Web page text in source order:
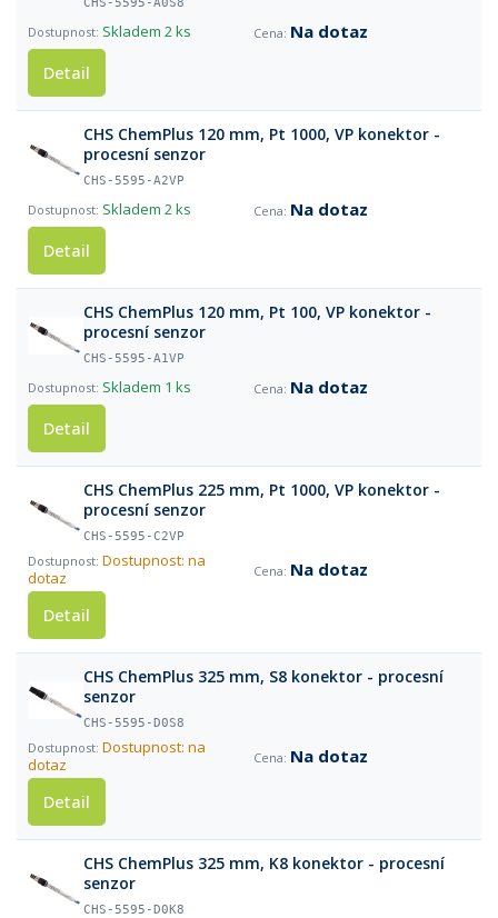
Skladem 2 ks
Na dotaz
Detail
CHS ChemPlus 120 mm, Pt 1000, VP konektor -
procesní senzor
CHS-5595-A2VP
Skladem 2 ks
Na dotaz
Detail
CHS ChemPlus 120 mm, Pt 100, VP konektor -
procesní senzor
CHS-5595-A1VP
Skladem 1 ks
Na dotaz
Detail
CHS ChemPlus 225 mm, Pt 1000, VP konektor -
procesní senzor
CHS-5595-C2VP
Dostupnost: na
dotaz
Na dotaz
Detail
CHS ChemPlus 325 mm, S8 konektor - procesní
senzor
CHS-5595-D0S8
Dostupnost: na
dotaz
Na dotaz
Detail
CHS ChemPlus 325 mm, K8 konektor - procesní
senzor
CHS-5595-D0K8